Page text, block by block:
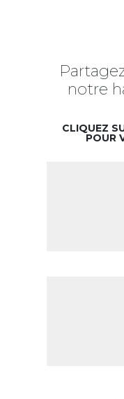
notre
CLIQUEZ
POUR